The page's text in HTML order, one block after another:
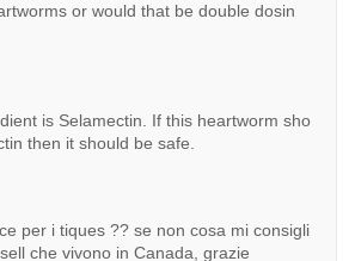
or would that be double dosin
is Selamectin. If this heartworm sho
then it should be safe.
per i tiques ?? se non cosa mi consigli
che vivono in Canada, grazie